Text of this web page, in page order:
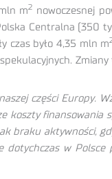
m2
nowoczesnej
Centralna (350
czas było 4,35 mln m
części Europy.
finansowania
braku aktywności,
w